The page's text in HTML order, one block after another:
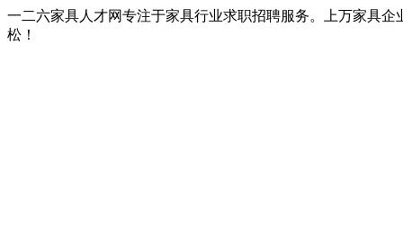
一二六家具人才网专注于家具行业求职招聘服务。上万家具
松！